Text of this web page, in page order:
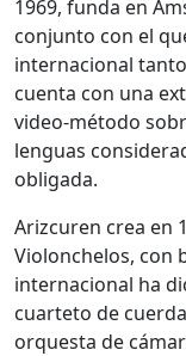
1969, funda en
conjunto con el
internacional
cuenta con una
video-método
lenguas
obligada.
Arizcuren crea en
Violonchelos, con
internacional ha
cuarteto de
orquesta de